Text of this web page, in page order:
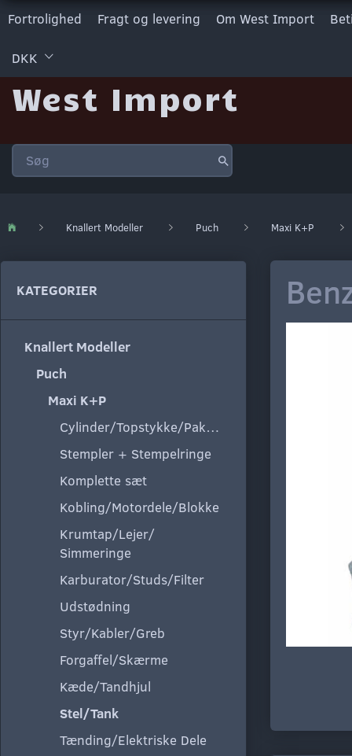
Fortrolighed Fragt og levering Om West Import
DKK
West Import
Knallert Modeller Puch Maxi K+P
KATEGORIER
Knallert Modeller
Puch
Maxi K+P
Cylinder/Topstykke/Pakning
Stempler + Stempelringe
Komplette sæt
Kobling/Motordele/Blokke
Krumtap/Lejer/
Simmeringe
Karburator/Studs/Filter
Udstødning
Styr/Kabler/Greb
Forgaffel/Skærme
Kæde/Tandhjul
Stel/Tank
Tænding/Elektriske Dele